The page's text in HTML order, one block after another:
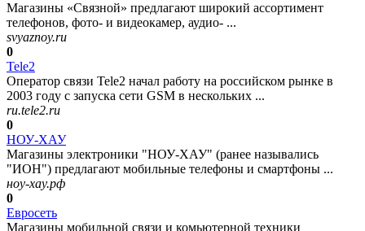
Магазины «Связной» предлагают широкий ассортимент
телефонов, фото- и видеокамер, аудио- ...
svyaznoy.ru
0
Tele2
Оператор связи Tele2 начал работу на российском рынке в
2003 году с запуска сети GSM в нескольких ...
ru.tele2.ru
0
НОУ-ХАУ
Магазины электроники "НОУ-ХАУ" (ранее назывались
"ИОН") предлагают мобильные телефоны и смартфоны ...
ноу-хау.рф
0
Евросеть
Магазины мобильной связи и комьютерной техники